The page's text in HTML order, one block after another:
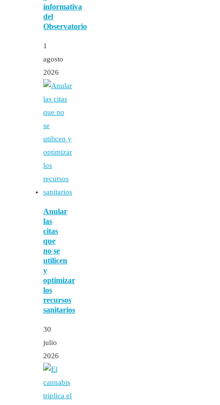
informativa
del
Observatorio
1
agosto
2026
Anular
las
citas
que
no se
utilicen
y
optimizar
los
recursos
sanitarios
30
julio
2026